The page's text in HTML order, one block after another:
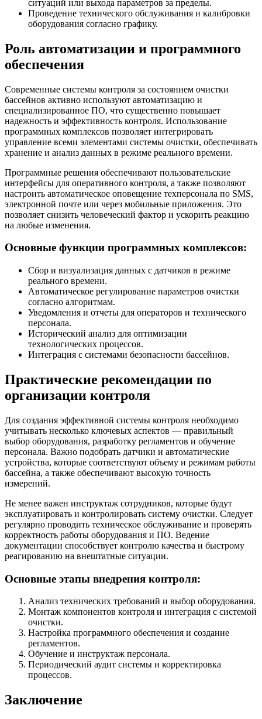
ситуаций или выхода параметров за пределы.
Проведение технического обслуживания и калибровки
оборудования согласно графику.
Роль автоматизации и программного
обеспечения
Современные системы контроля за состоянием очистки
бассейнов активно используют автоматизацию и
специализированное ПО, что существенно повышает
надежность и эффективность контроля. Использование
программных комплексов позволяет интегрировать
управление всеми элементами системы очистки, обеспечивать
хранение и анализ данных в режиме реального времени.
Программные решения обеспечивают пользовательские
интерфейсы для оперативного контроля, а также позволяют
настроить автоматическое оповещение техперсонала по SMS,
электронной почте или через мобильные приложения. Это
позволяет снизить человеческий фактор и ускорить реакцию
на любые изменения.
Основные функции программных комплексов:
Сбор и визуализация данных с датчиков в режиме
реального времени.
Автоматическое регулирование параметров очистки
согласно алгоритмам.
Уведомления и отчеты для операторов и технического
персонала.
Исторический анализ для оптимизации
технологических процессов.
Интеграция с системами безопасности бассейнов.
Практические рекомендации по
организации контроля
Для создания эффективной системы контроля необходимо
учитывать несколько ключевых аспектов — правильный
выбор оборудования, разработку регламентов и обучение
персонала. Важно подобрать датчики и автоматические
устройства, которые соответствуют объему и режимам работы
бассейна, а также обеспечивают высокую точность
измерений.
Не менее важен инструктаж сотрудников, которые будут
эксплуатировать и контролировать систему очистки. Следует
регулярно проводить техническое обслуживание и проверять
корректность работы оборудования и ПО. Ведение
документации способствует контролю качества и быстрому
реагированию на внештатные ситуации.
Основные этапы внедрения контроля:
Анализ технических требований и выбор оборудования.
Монтаж компонентов контроля и интеграция с системой
очистки.
Настройка программного обеспечения и создание
регламентов.
Обучение и инструктаж персонала.
Периодический аудит системы и корректировка
процессов.
Заключение